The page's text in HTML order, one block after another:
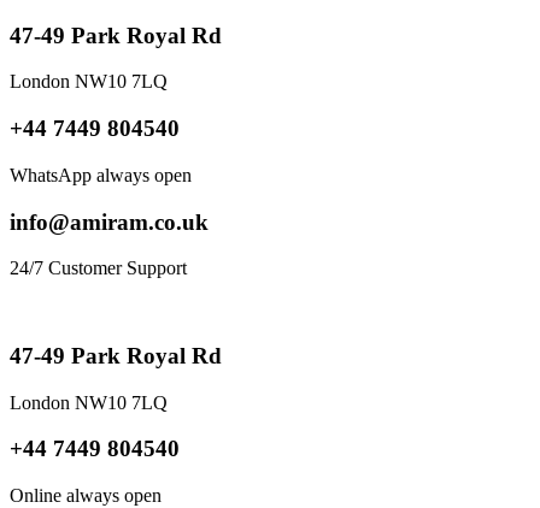
47-49 Park Royal Rd
London NW10 7LQ
+44 7449 804540
WhatsApp always open
info@amiram.co.uk
24/7 Customer Support
47-49 Park Royal Rd
London NW10 7LQ
+44 7449 804540
Online always open